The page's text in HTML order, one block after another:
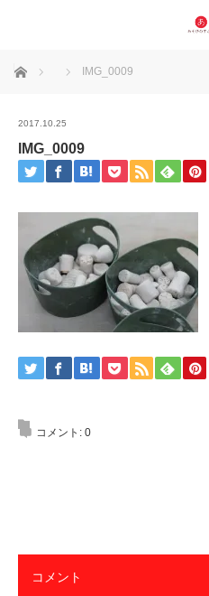
ホーム IMG_0009
2017.10.25
IMG_0009
コメント: 0
コメント